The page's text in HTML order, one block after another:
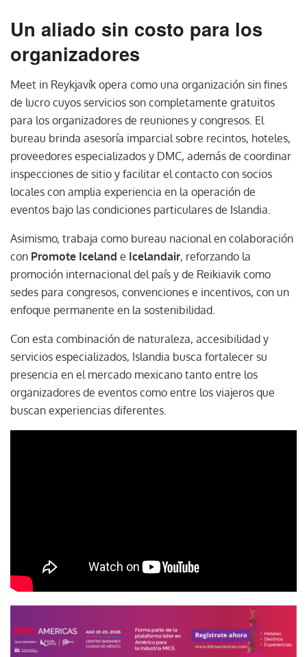
Un aliado sin costo para los
organizadores
Meet in Reykjavík opera como una organización sin fines
de lucro cuyos servicios son completamente gratuitos
para los organizadores de reuniones y congresos. El
bureau brinda asesoría imparcial sobre recintos, hoteles,
proveedores especializados y DMC, además de coordinar
inspecciones de sitio y facilitar el contacto con socios
locales con amplia experiencia en la operación de
eventos bajo las condiciones particulares de Islandia.
Asimismo, trabaja como bureau nacional en colaboración
con Promote Iceland e Icelandair, reforzando la
promoción internacional del país y de Reikiavik como
sedes para congresos, convenciones e incentivos, con un
enfoque permanente en la sostenibilidad.
Con esta combinación de naturaleza, accesibilidad y
servicios especializados, Islandia busca fortalecer su
presencia en el mercado mexicano tanto entre los
organizadores de eventos como entre los viajeros que
buscan experiencias diferentes.